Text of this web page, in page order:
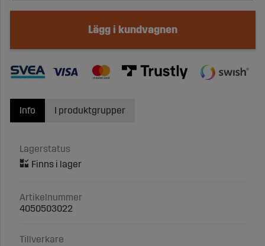
Lägg i kundvagnen
Info
Lagerstatus
Artikelnummer
4050503022
Tillverkare
I produktgrupper